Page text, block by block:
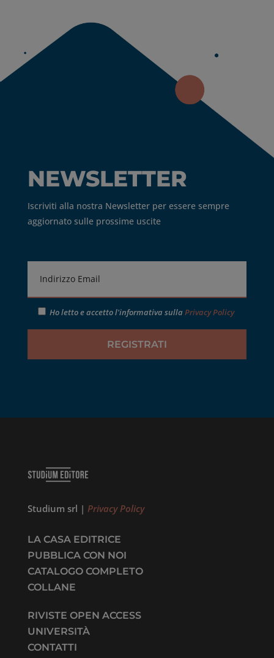
NEWSLETTER
Iscriviti alla nostra Newsletter per essere sempre
aggiornato sulle prossime uscite
Ho letto e accetto l'informativa sulla Privacy Policy
Studium srl | Privacy Policy
LA CASA EDITRICE
PUBBLICA CON NOI
CATALOGO COMPLETO
COLLANE
RIVISTE OPEN ACCESS
UNIVERSITÀ
CONTATTI